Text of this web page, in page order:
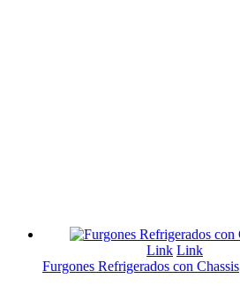
Link Link
Furgones Refrigerados con Chassis